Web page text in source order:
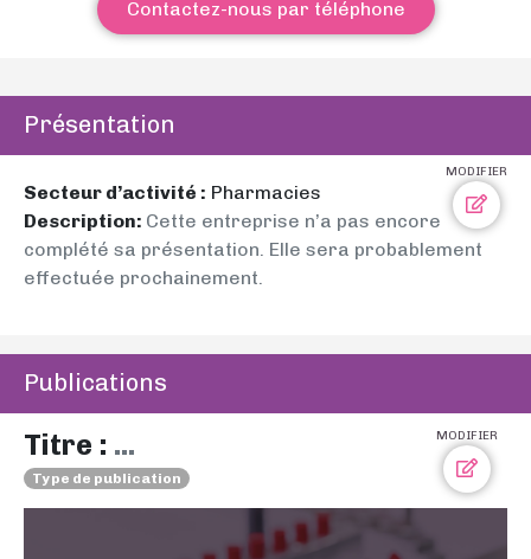
Contactez-nous par téléphone
Présentation
MODIFIER
Secteur d’activité : Pharmacies
Description: Cette entreprise n’a pas encore
complété sa présentation. Elle sera probablement
effectuée prochainement.
Publications
MODIFIER
Titre : ...
Type de publication